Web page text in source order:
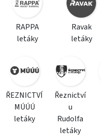
RAPPA
letáky
Ravak
letáky
ŘEZNICTVÍ
MÚÚÚ
letáky
Řeznictví
u
Rudolfa
letáky